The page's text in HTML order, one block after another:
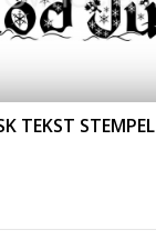
TEKST STEMPEL